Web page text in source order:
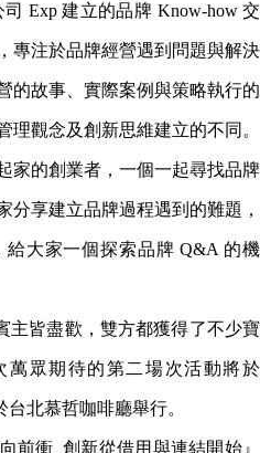
Exp 建立的品牌 Know-how 交
專注於品牌經營遇到問題與解決
的故事、實際案例與策略執行的
觀念及創新思維建立的不同。
家的創業者，一個一起尋找品牌
分享建立品牌過程遇到的難題，
大家一個探索品牌 Q&A 的機
主皆盡歡，雙方都獲得了不少寶
萬眾期待的第二場次活動將於
北慕哲咖啡廳舉行。
前衝_創新從借用與連結開始』